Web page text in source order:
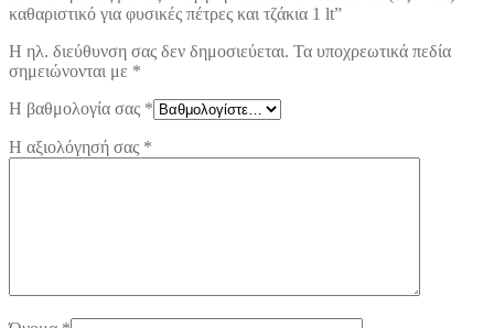
καθαριστικό για φυσικές πέτρες και τζάκια 1 lt”
Η ηλ. διεύθυνση σας δεν δημοσιεύεται. Τα υποχρεωτικά πεδία
σημειώνονται με *
Η βαθμολογία σας *
Η αξιολόγησή σας *